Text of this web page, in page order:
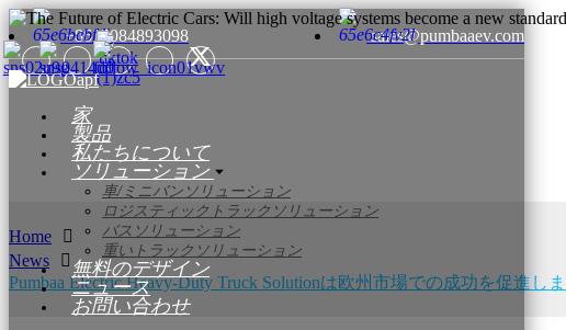
+8615084893098 sales@pumbaaev.com
家
製品
私たちについて
ソリューション
車/ミニバンソリューション
ロジスティックトラックソリューション
バスソリューション
重いトラックソリューション
無料のデザイン
ニュース
お問い合わせ
Home
News
Pumbaa Electric Heavy-Duty Truck Solutionは欧州市場での成功を促進し